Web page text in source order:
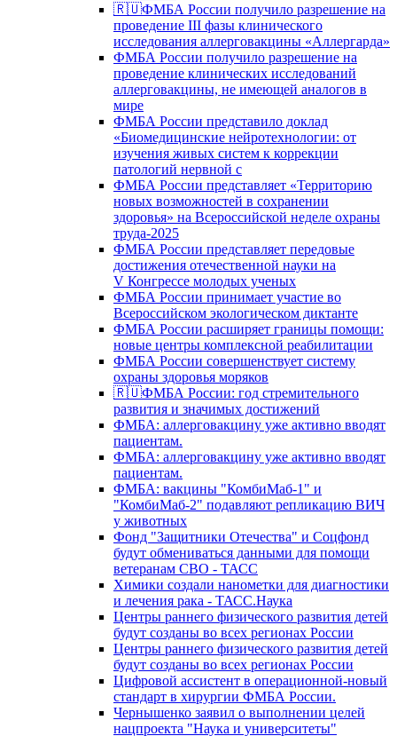
🇷🇺ФМБА России получило разрешение на
проведение III фазы клинического
исследования аллерговакцины «Аллергарда»
ФМБА России получило разрешение на
проведение клинических исследований
аллерговакцины, не имеющей аналогов в
мире
ФМБА России представило доклад
«Биомедицинские нейротехнологии: от
изучения живых систем к коррекции
патологий нервной с
ФМБА России представляет «Территорию
новых возможностей в сохранении
здоровья» на Всероссийской неделе охраны
труда-2025
ФМБА России представляет передовые
достижения отечественной науки на
V Конгрессе молодых ученых
ФМБА России принимает участие во
Всероссийском экологическом диктанте
ФМБА России расширяет границы помощи:
новые центры комплексной реабилитации
ФМБА России совершенствует систему
охраны здоровья моряков
🇷🇺ФМБА России: год стремительного
развития и значимых достижений
ФМБА: аллерговакцину уже активно вводят
пациентам.
ФМБА: аллерговакцину уже активно вводят
пациентам.
ФМБА: вакцины "КомбиМаб-1" и
"КомбиМаб-2" подавляют репликацию ВИЧ
у животных
Фонд "Защитники Отечества" и Соцфонд
будут обмениваться данными для помощи
ветеранам СВО - ТАСС
Химики создали нанометки для диагностики
и лечения рака - ТАСС.Наука
Центры раннего физического развития детей
будут созданы во всех регионах России
Центры раннего физического развития детей
будут созданы во всех регионах России
Цифровой ассистент в операционной-новый
стандарт в хирургии ФМБА России.
Чернышенко заявил о выполнении целей
нацпроекта "Наука и университеты"